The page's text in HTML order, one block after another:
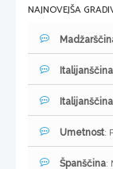
NAJNOVEJŠA
Italijanščina
Italijanščina
Umetnost:
Španščina: